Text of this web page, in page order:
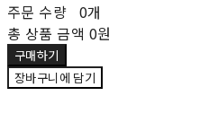
주문 수량 0개
총 상품 금액 0원
구매하기
장바구니에 담기